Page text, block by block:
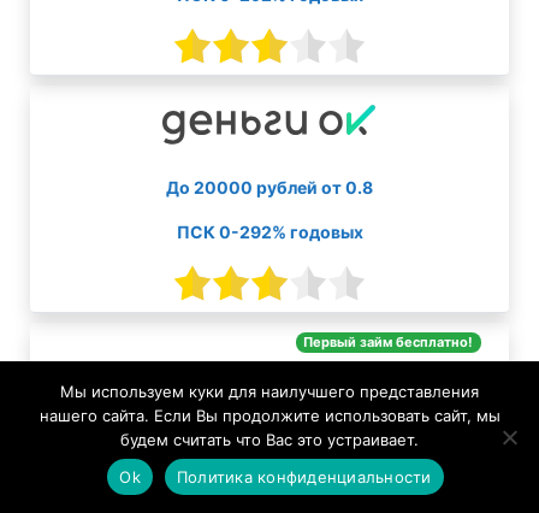
До 20000 рублей от 0.8
ПСК 0-292% годовых
Первый займ бесплатно!
До 30000 рублей от 0
Мы используем куки для наилучшего представления
нашего сайта. Если Вы продолжите использовать сайт, мы
будем считать что Вас это устраивает.
Ok
Политика конфиденциальности